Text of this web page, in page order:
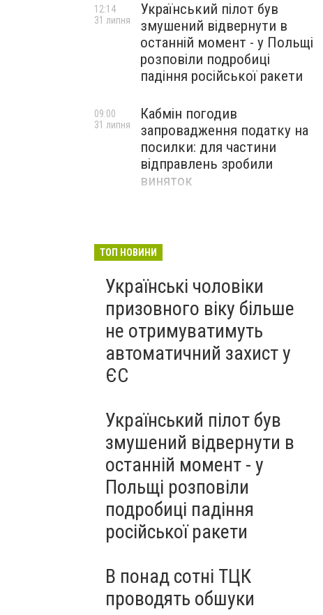
Український пілот був
змушений відвернути в
останній момент - у Польщі
розповіли подробиці
падіння російської ракети
12:14
31 липня
Кабмін погодив
запровадження податку на
посилки: для частини
відправлень зробили
виняток
09:00
31 липня
доброчесності й
ТОП НОВИНИ
Українські чоловіки
призовного віку більше
не отримуватимуть
автоматичний захист у
ЄС
Український пілот був
змушений відвернути в
останній момент - у
Польщі розповіли
подробиці падіння
російської ракети
В понад сотні ТЦК
проводять обшуки